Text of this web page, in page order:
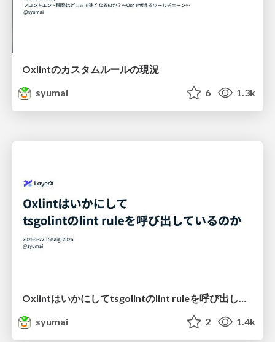
Oxlintのカスタムルールの現況
syumai
6 1.3k
syumai
2 1.4k